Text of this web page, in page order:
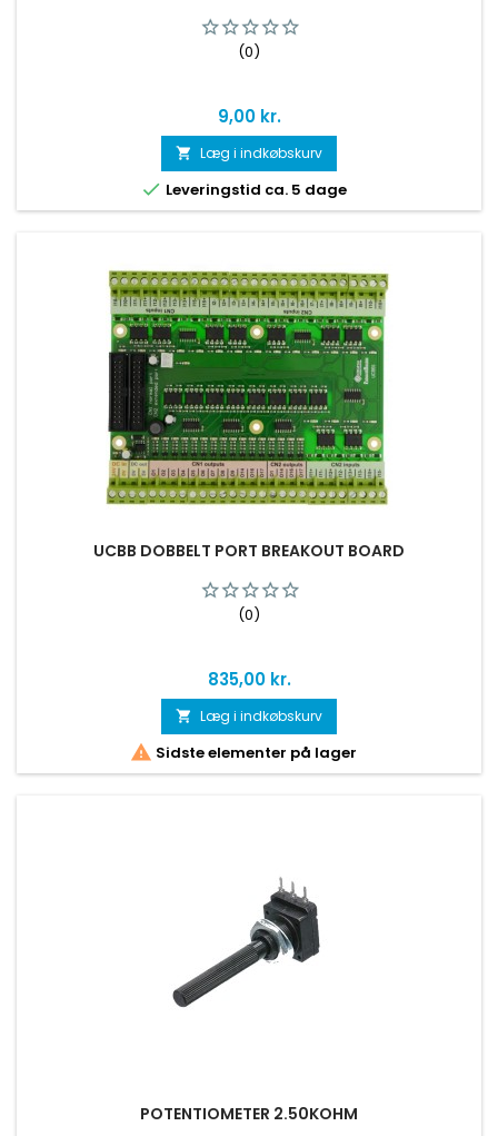
(0)
Pris
9,00 kr.
 Læg i indkøbskurv
 Leveringstid ca. 5 dage
UCBB DOBBELT PORT BREAKOUT BOARD
(0)
Pris
835,00 kr.
 Læg i indkøbskurv
 Sidste elementer på lager
POTENTIOMETER 2.50KOHM